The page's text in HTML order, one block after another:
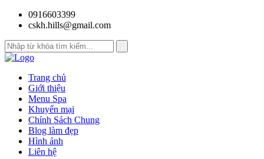
0916603399
cskh.hills@gmail.com
Trang chủ
Giới thiệu
Menu Spa
Khuyến mại
Chính Sách Chung
Blog làm đẹp
Hình ảnh
Liên hệ